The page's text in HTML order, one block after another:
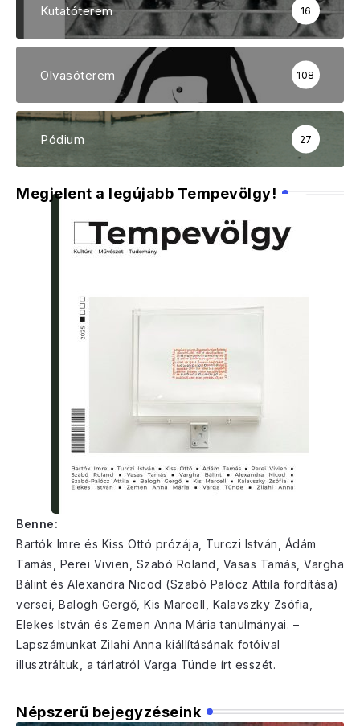
Kutatóterem 16
Olvasóterem 108
Pódium 27
Megjelent a legújabb Tempevölgy!
Benne:
Bartók Imre és Kiss Ottó prózája, Turczi István, Ádám
Tamás, Perei Vivien, Szabó Roland, Vasas Tamás, Vargha
Bálint és Alexandra Nicod (Szabó Palócz Attila fordítása)
versei, Balogh Gergő, Kis Marcell, Kalavszky Zsófia,
Elekes István és Zemen Anna Mária tanulmányai. –
Lapszámunkat Zilahi Anna kiállításának fotóival
illusztráltuk, a tárlatról Varga Tünde írt esszét.
Népszerű bejegyzéseink